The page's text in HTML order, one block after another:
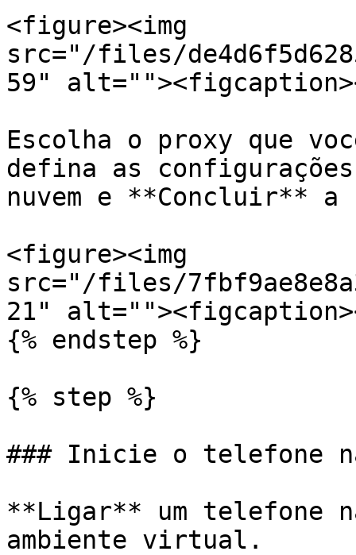
<figure><img
src="/files/
59"
Escolha o proxy que
defina as
nuvem e **Concluir** a
<figure><img
src="/files/
21"
{% endstep %}
{% step %}
### Inicie o telefone na
**Ligar** um telefone
ambiente virtual.